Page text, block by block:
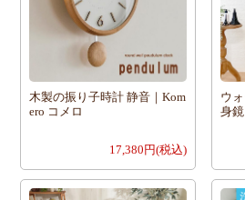
木製の振り子時計 静音｜Kom
ero コメロ
17,380円(税込)
ウ
身